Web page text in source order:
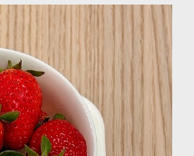
乾酵母 3.3g 10g --------- 吉
細砂糖 4g 13g 170g 粗砂
7g 22g 290g 沙拉油 4g
4.5g 14g 205g 酥油 4g 13g
240g 優格 5g 15g 210g 清
溶咖啡 2g 6g 70g 葡萄乾 ----